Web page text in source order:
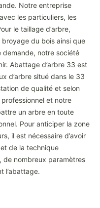
Notre entreprise
les particuliers, les
le taillage d’arbre,
broyage du bois ainsi que
demande, notre société
Abattage d’arbre 33 est
d’arbre situé dans le 33
de qualité et selon
et notre
un arbre en toute
Pour anticiper la zone
il est nécessaire d’avoir
de la technique
de nombreux paramètres
l’abattage.